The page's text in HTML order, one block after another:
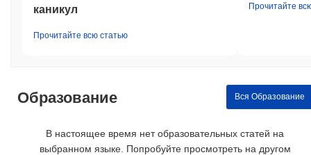
каникул
Прочитайте всю статью
Прочитайте
Образование Вся Образование
В настоящее время нет образовательных статей на
выбранном языке. Попробуйте просмотреть на другом